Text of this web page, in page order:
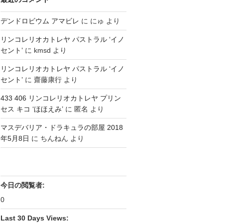
デンドロビウム アマビレ に にゅ より
リンコレリオカトレヤ パストラル ‘イノ
セント’に kmsd より
リンコレリオカトレヤ パストラル ‘イノ
セント’に 齋藤康行より
433 406 リンコレリオカトレヤ プリン
セス キコ ‘ほほえみ’に 匿名 より
マスデバリア・ドラキュラの部屋 2018
年5月8日 に ちんねん より
今日の閲覧者:
0
Last 30 Days Views: